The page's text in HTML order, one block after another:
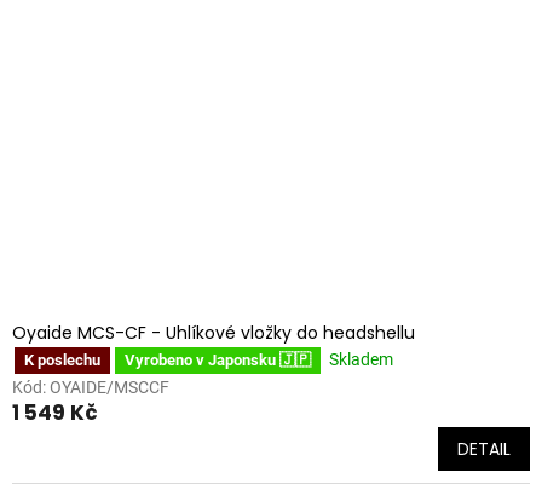
Oyaide MCS-CF - Uhlíkové vložky do headshellu
K poslechu Vyrobeno v Japonsku 🇯🇵
Skladem
Kód: OYAIDE/MSCCF
1 549 Kč
DETAIL